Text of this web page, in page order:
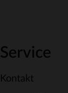
Service
Kontakt